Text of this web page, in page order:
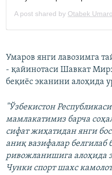
Умаров янги лавозимга
- қайинотаси Шавкат
беқиёс эканини алоҳида
"Ўзбекистон
мамлакатимиз барча
сифат жиҳатидан янги
аниқ вазифалар белгилаб
ривожланишига алоҳида
Чунки спорт шахс